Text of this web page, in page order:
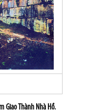
Giao Thành Nhà Hồ.